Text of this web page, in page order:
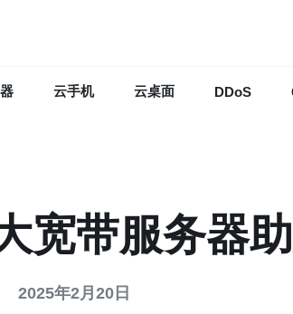
云手机 云桌面 DDoS
宽带服务器
2025年2月20日